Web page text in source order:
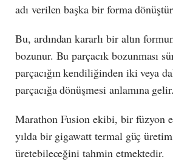
adı verilen başka bir forma
Bu, ardından kararlı bir altın
bozunur. Bu parçacık bozunması
parçacığın kendiliğinden iki veya
parçacığa dönüşmesi anlamına gelir.
Marathon Fusion ekibi, bir füzyon
yılda bir gigawatt termal güç
üretebileceğini tahmin etmektedir.